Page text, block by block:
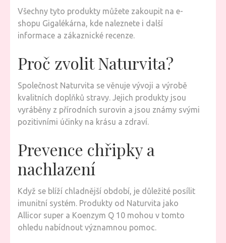
Všechny tyto produkty můžete zakoupit na e-
shopu Gigalékárna, kde naleznete i další
informace a zákaznické recenze.
Proč zvolit Naturvita?
Společnost Naturvita se věnuje vývoji a výrobě
kvalitních doplňků stravy. Jejich produkty jsou
vyráběny z přírodních surovin a jsou známy svými
pozitivními účinky na krásu a zdraví.
Prevence chřipky a
nachlazení
Když se blíží chladnější období, je důležité posílit
imunitní systém. Produkty od Naturvita jako
Allicor super a Koenzym Q 10 mohou v tomto
ohledu nabídnout významnou pomoc.